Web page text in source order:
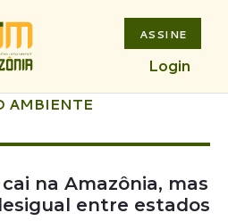
ASSINE
Login
AMBIENTE
na Amazônia, mas
entre estados